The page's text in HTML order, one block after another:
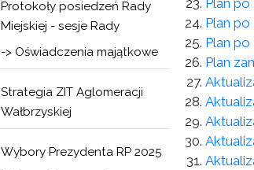
Protokoły posiedzeń Rady
Miejskiej - sesje Rady
-> Oświadczenia majątkowe
Strategia ZIT Aglomeracji
Wałbrzyskiej
Wybory Prezydenta RP 2025
Plan po
Plan po
Plan po
Plan